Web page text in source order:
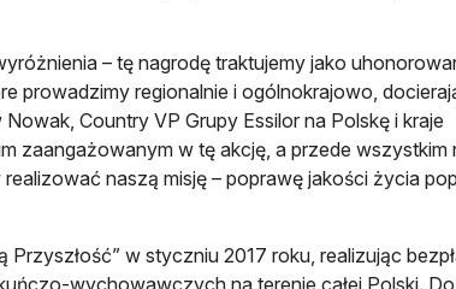
– tę nagrodę traktujemy jako
prowadzimy regionalnie i ogólnokrajowo,
Country VP Grupy Essilor na Polskę i kraje
zaangażowanym w tę akcję, a przede wszystkim
naszą misję – poprawę jakości życia
w styczniu 2017 roku, realizując
wychowawczych na terenie całej Polski.